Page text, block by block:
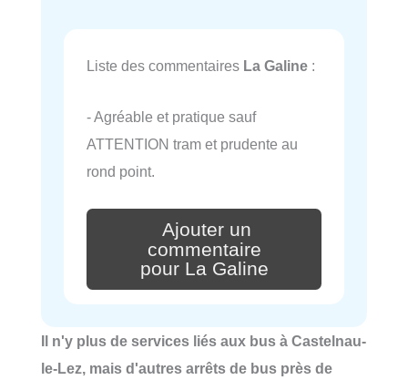
Liste des commentaires La Galine :
- Agréable et pratique sauf
ATTENTION tram et prudente au
rond point.
Ajouter un
commentaire
pour La Galine
Il n'y plus de services liés aux bus à Castelnau-
le-Lez, mais d'autres arrêts de bus près de